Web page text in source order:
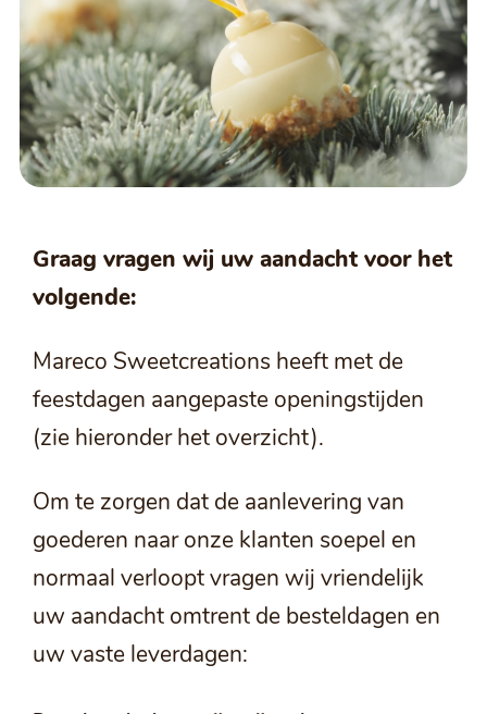
Graag vragen wij uw aandacht voor het
volgende:
Mareco Sweetcreations heeft met de
feestdagen aangepaste openingstijden
(zie hieronder het overzicht).
Om te zorgen dat de aanlevering van
goederen naar onze klanten soepel en
normaal verloopt vragen wij vriendelijk
uw aandacht omtrent de besteldagen en
uw vaste leverdagen: